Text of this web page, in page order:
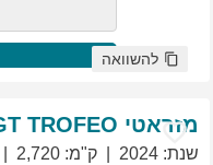
להשוואה
מזראטי TROFEO
שנת:
2024 ק"מ:
2,720